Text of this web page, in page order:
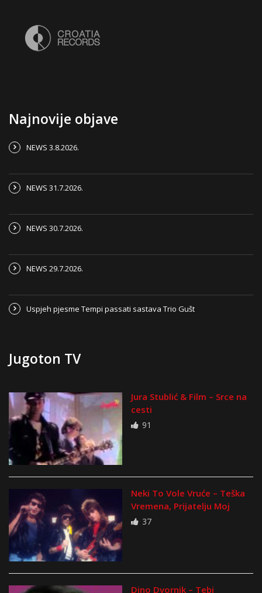
Najnovije objave
NEWS 3.8.2026.
NEWS 31.7.2026.
NEWS 30.7.2026.
NEWS 29.7.2026.
Uspjeh pjesme Tempi passati sastava Trio Gušt
Jugoton TV
Jura Stublić & Film – Srce na
cesti
91
Neki To Vole Vruće – Teška
Vremena, Prijatelju Moj
37
Dino Dvornik – Tebi